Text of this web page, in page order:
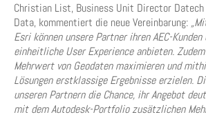
Christian List, Business Unit Director
Data, kommentiert die neue Vereinbarung:
Esri können unsere Partner ihren AEC-
einheitliche User Experience anbieten.
Mehrwert von Geodaten maximieren und
Lösungen erstklassige Ergebnisse erzielen.
unseren Partnern die Chance, ihr Angebot
mit dem Autodesk-Portfolio zusätzlichen